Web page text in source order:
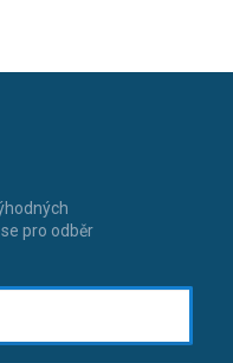
pro odběr